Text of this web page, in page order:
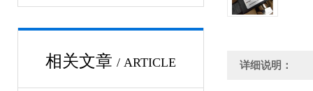
相关文章 / ARTICLE 详细说明：